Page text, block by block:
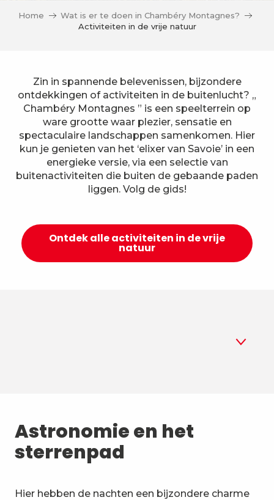
Home
Wat is er te doen in Chambéry Montagnes?
Activiteiten in de vrije natuur
Zin in spannende belevenissen, bijzondere
ontdekkingen of activiteiten in de buitenlucht? „
Chambéry Montagnes ” is een speelterrein op
ware grootte waar plezier, sensatie en
spectaculaire landschappen samenkomen. Hier
kun je genieten van het ‘elixer van Savoie’ in een
energieke versie, via een selectie van
buitenactiviteiten die buiten de gebaande paden
liggen. Volg de gids!
Ontdek alle activiteiten in de vrije
natuur
2 Zomerbiatlon
3 Luchtsporten
4 Bergsporten en natuur
Astronomie en het
sterrenpad
Hier hebben de nachten een bijzondere charme